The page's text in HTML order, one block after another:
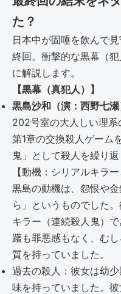
た？
日本中が固唾を飲んで
終回。衝撃的な黒幕（
に解説します。
【黒幕（真犯人）】
黒島沙和（演：西野七瀬
202号室の大人しい理系
第1章の交換殺人ゲーム
鬼」として殺人を繰り返
【動機：シリアルキラ
黒島の動機は、怨恨や
ら」というものでした
キラー（連続殺人鬼）
躇も罪悪感もなく、む
質を持っていました。
過去の殺人：彼女は幼
味を持っていました。